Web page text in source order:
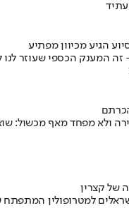
הגיע מכיוון מפתיע
המענק הכספי שעוזר לנו
ולא מפחד מאף מכשול:
של קצרין
למטרופולין